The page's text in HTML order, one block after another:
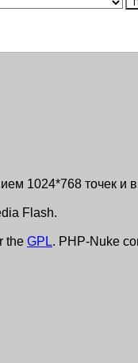
1024*768 точек и
Flash.
the GPL. PHP-Nuke